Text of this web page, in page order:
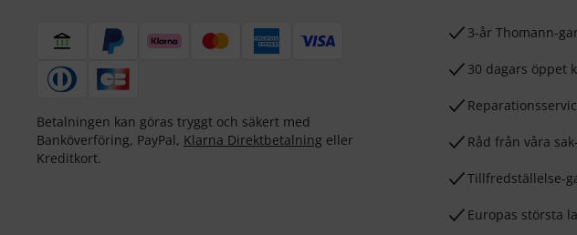
Betalningen kan göras tryggt och säkert med
Banköverföring, PayPal, Klarna Direktbetalning eller
Kreditkort.
3-år Thomann-
30 dagars öppet
Råd från våra
Tillfredställelse-
Europas största